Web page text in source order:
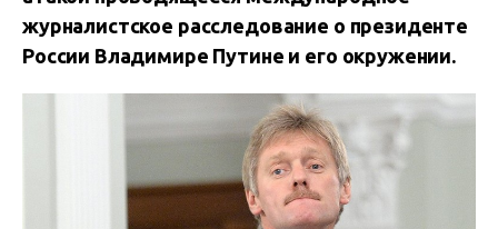
журналистское расследование о президенте
России Владимире Путине и его окружении.